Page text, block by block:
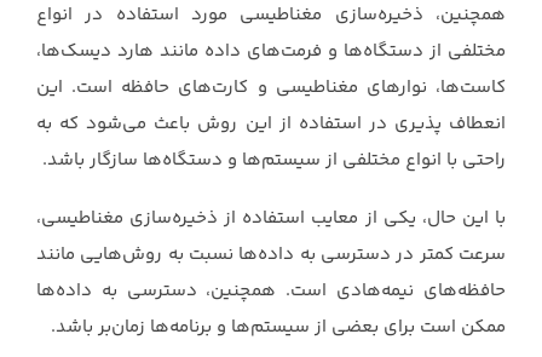
همچنین، ذخیره‌سازی مغناطیسی مورد استفاده در انواع
مختلفی از دستگاه‌ها و فرمت‌های داده مانند هارد ‏دیسک‌ها،
کاست‌ها، نوارهای مغناطیسی و کارت‌های حافظه است. این
انعطاف پذیری در استفاده از این ‏روش باعث می‌شود که به
راحتی با انواع مختلفی از سیستم‌ها و دستگاه‌ها سازگار باشد.‏
با این حال، یکی از معایب استفاده از ذخیره‌سازی مغناطیسی،
سرعت کمتر در دسترسی به داده‌ها نسبت ‏به روش‌هایی مانند
حافظه‌های نیمه‌هادی است. همچنین، دسترسی به داده‌ها
ممکن است برای بعضی از ‏سیستم‌ها و برنامه‌ها زمان‌بر باشد.‏